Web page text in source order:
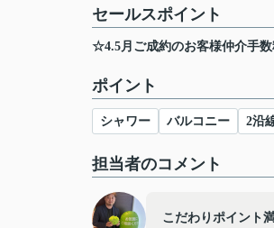
セールスポイント
☆4.5月ご成約のお客様仲介手
ポイント
シャワー バルコニー 2沿
担当者のコメント
こだわりポイント